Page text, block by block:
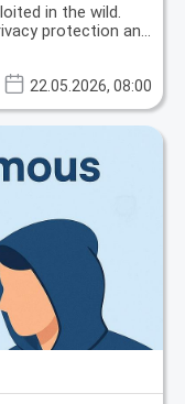
in the wild.
protection and
22.05.2026, 08:00